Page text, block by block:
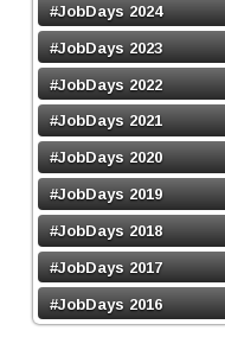
#JobDays 2024
#JobDays 2023
#JobDays 2022
#JobDays 2021
#JobDays 2020
#JobDays 2019
#JobDays 2018
#JobDays 2017
#JobDays 2016